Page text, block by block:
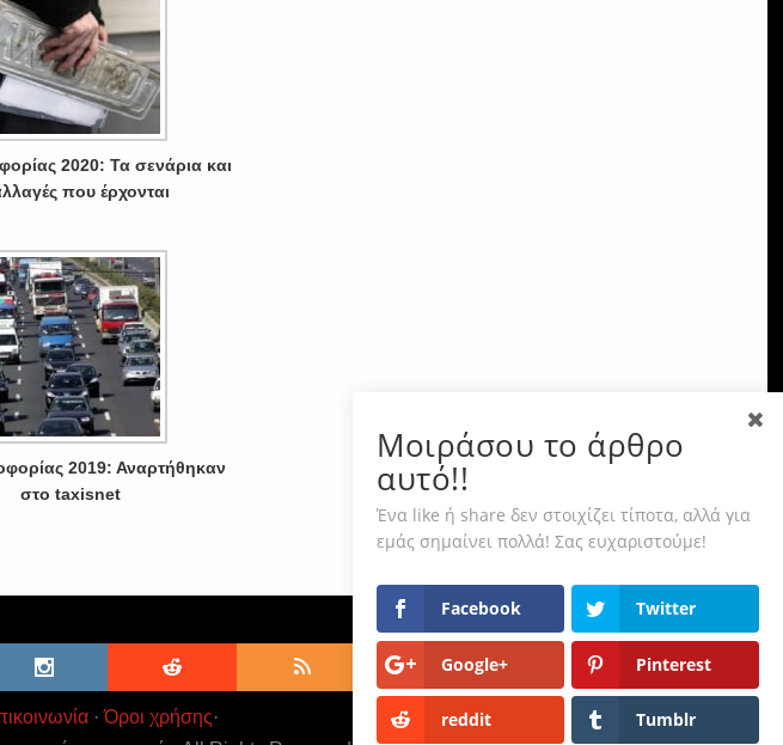
2020: Τα σενάρια και
που έρχονται
2019: Αναρτήθηκαν
στο taxisnet
·Όροι χρήσης·
Μοιράσου το άρθρο
αυτό!!
Ένα like ή share δεν στοιχίζει τίποτα, αλλά για
εμάς σημαίνει πολλά! Σας ευχαριστούμε!
Facebook Twitter
Google+ Pinterest
reddit Tumblr